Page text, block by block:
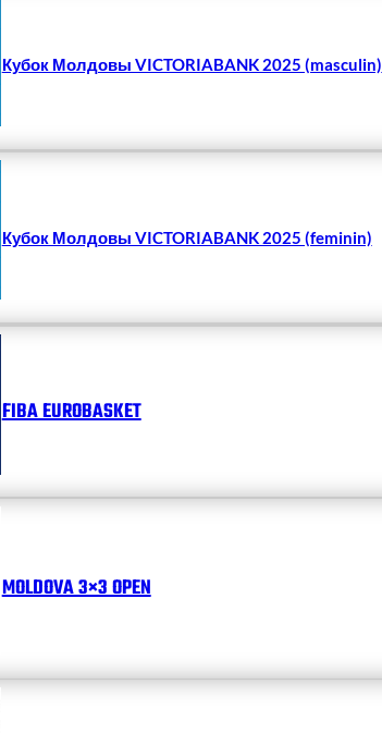
Кубок Молдовы VICTORIABANK 2025 (masculin)
Кубок Молдовы VICTORIABANK 2025 (feminin)
FIBA EUROBASKET
MOLDOVA 3×3 OPEN